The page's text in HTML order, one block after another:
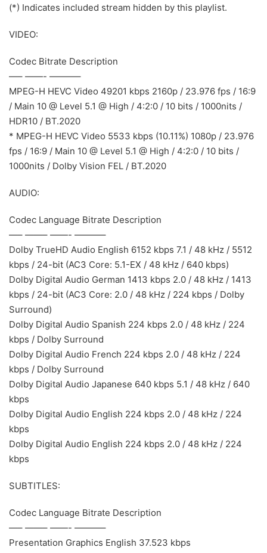
(*) Indicates included stream hidden by this playlist.
VIDEO:
Codec Bitrate Description
—– ——- ———–
MPEG-H HEVC Video 49201 kbps 2160p / 23.976 fps / 16:9
/ Main 10 @ Level 5.1 @ High / 4:2:0 / 10 bits / 1000nits /
HDR10 / BT.2020
* MPEG-H HEVC Video 5533 kbps (10.11%) 1080p / 23.976
fps / 16:9 / Main 10 @ Level 5.1 @ High / 4:2:0 / 10 bits /
1000nits / Dolby Vision FEL / BT.2020
AUDIO:
Codec Language Bitrate Description
—– ——– ——- ———–
Dolby TrueHD Audio English 6152 kbps 7.1 / 48 kHz / 5512
kbps / 24-bit (AC3 Core: 5.1-EX / 48 kHz / 640 kbps)
Dolby Digital Audio German 1413 kbps 2.0 / 48 kHz / 1413
kbps / 24-bit (AC3 Core: 2.0 / 48 kHz / 224 kbps / Dolby
Surround)
Dolby Digital Audio Spanish 224 kbps 2.0 / 48 kHz / 224
kbps / Dolby Surround
Dolby Digital Audio French 224 kbps 2.0 / 48 kHz / 224
kbps / Dolby Surround
Dolby Digital Audio Japanese 640 kbps 5.1 / 48 kHz / 640
kbps
Dolby Digital Audio English 224 kbps 2.0 / 48 kHz / 224
kbps
Dolby Digital Audio English 224 kbps 2.0 / 48 kHz / 224
kbps
SUBTITLES:
Codec Language Bitrate Description
—– ——– ——- ———–
Presentation Graphics English 37.523 kbps